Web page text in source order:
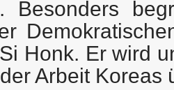
Besonders
Honk. Er wird
Arbeit Koreas